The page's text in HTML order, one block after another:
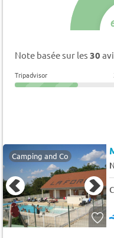
Note basée sur les 30
Tripadvisor
Camping and Co